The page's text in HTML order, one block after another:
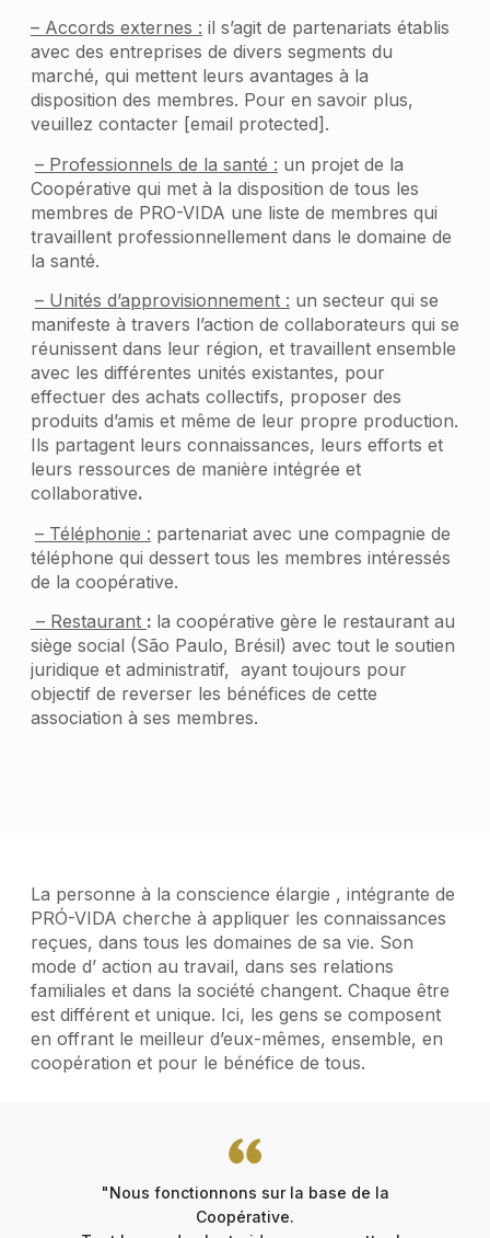
– Accords externes : il s’agit de partenariats établis
avec des entreprises de divers segments du
marché, qui mettent leurs avantages à la
disposition des membres. Pour en savoir plus,
veuillez contacter [email protected].
– Professionnels de la santé : un projet de la
Coopérative qui met à la disposition de tous les
membres de PRO-VIDA une liste de membres qui
travaillent professionnellement dans le domaine de
la santé.
– Unités d’approvisionnement : un secteur qui se
manifeste à travers l’action de collaborateurs qui se
réunissent dans leur région, et travaillent ensemble
avec les différentes unités existantes, pour
effectuer des achats collectifs, proposer des
produits d’amis et même de leur propre production.
Ils partagent leurs connaissances, leurs efforts et
leurs ressources de manière intégrée et
collaborative.
– Téléphonie : partenariat avec une compagnie de
téléphone qui dessert tous les membres intéressés
de la coopérative.
– Restaurant : la coopérative gère le restaurant au
siège social (São Paulo, Brésil) avec tout le soutien
juridique et administratif, ayant toujours pour
objectif de reverser les bénéfices de cette
association à ses membres.
La personne à la conscience élargie , intégrante de
PRÓ-VIDA cherche à appliquer les connaissances
reçues, dans tous les domaines de sa vie. Son
mode d’ action au travail, dans ses relations
familiales et dans la société changent. Chaque être
est différent et unique. Ici, les gens se composent
en offrant le meilleur d’eux-mêmes, ensemble, en
coopération et pour le bénéfice de tous.
"Nous fonctionnons sur la base de la
Coopérative.